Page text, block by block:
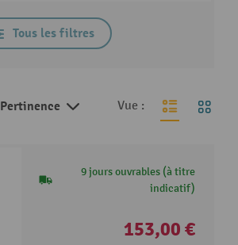
Tous les filtres
Pertinence Vue :
9 jours ouvrables (à titre
indicatif)
153,00 €